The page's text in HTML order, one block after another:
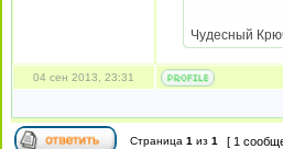
Чудесный
04 сен 2013, 23:31
Страница 1 из 1 [ 1